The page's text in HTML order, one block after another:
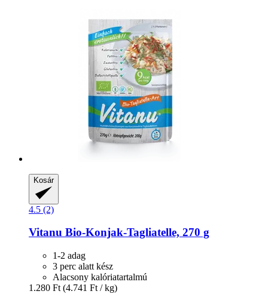
Kosár
4.5 (2)
Vitanu Bio-​Konjak-​Tagliatelle, 270 g
1-2 adag
3 perc alatt kész
Alacsony kalóriatartalmú
1.280 Ft (4.741 Ft / kg)